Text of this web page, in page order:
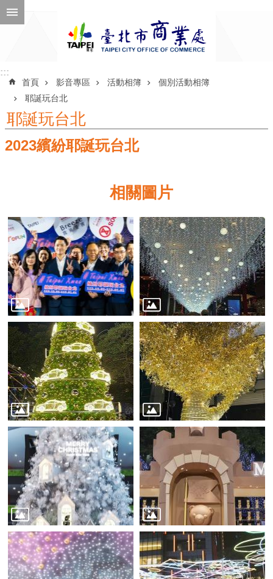
跳到主要內容區塊
公
告
關
介
紹
業
務
資
訊
線
上
服
務
公
司
及
商
業
登
記
服
務
商
::::::
首頁 影音專區 活動相簿
個別活動相簿
耶誕玩台北
耶誕玩台北
2023繽紛耶誕玩台北
相關圖片